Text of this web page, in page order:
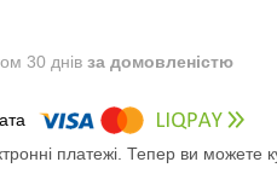
30 днів за домовленістю
платежі. Тепер ви можете